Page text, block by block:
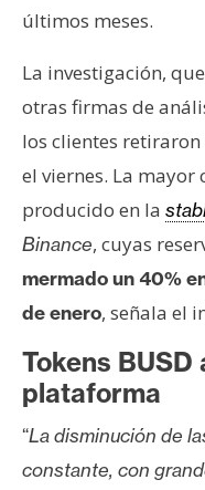
s
d
e
P
r
e
n
a
e
m
s
últimos meses.
La investigación,
otras firmas de
los clientes retiraron
el viernes. La
producido en la
Binance, cuyas
mermado un 40%
de enero, señala el
Tokens BUSD
plataforma
“La disminución de
constante, con